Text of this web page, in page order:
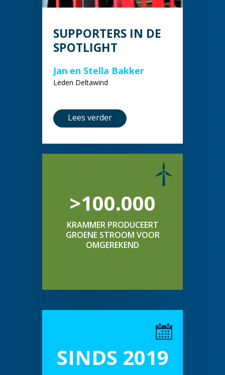
SUPPORTERS IN DE
SPOTLIGHT
Jan en Stella Bakker
Leden Deltawind
Lees verder
>100.000
KRAMMER PRODUCEERT
GROENE STROOM VOOR
OMGEREKEND
SINDS 2019